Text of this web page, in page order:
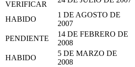
VERIFICAR
HABIDO
1 DE AGOSTO DE
2007
PENDIENTE
14 DE FEBRERO DE
2008
HABIDO
5 DE MARZO DE
2008